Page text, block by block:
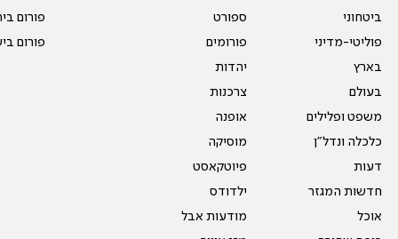
ביטחוני
פוליטי-מדיני
בארץ
בעולם
משפט ופלילים
כלכלה ונדל"ן
דעות
חדשות המגזר
אוכל
ספורט
פורומים
יהדות
צרכנות
אופנה
מוסיקה
פיוטקאסט
ילדודס
מודעות אבל
פורום
פורום